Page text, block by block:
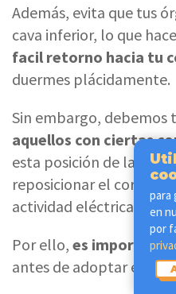
Además, evita que tus
cava inferior, lo que
facil retorno hacia tu
duermes plácidamente.
Sin embargo, debemos
aquellos con ciertas
esta posición de lado
reposicionar el corazón
actividad eléctrica.
Por ello, es importante
antes de adoptar esta
para
en
por